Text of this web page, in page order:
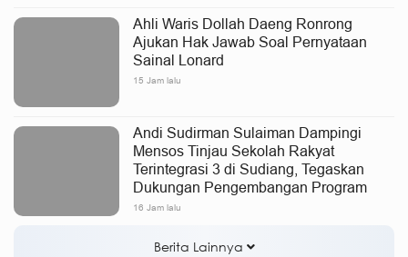
Ahli Waris Dollah Daeng Ronrong
Ajukan Hak Jawab Soal Pernyataan
Sainal Lonard
15 Jam lalu
Andi Sudirman Sulaiman Dampingi
Mensos Tinjau Sekolah Rakyat
Terintegrasi 3 di Sudiang, Tegaskan
Dukungan Pengembangan Program
16 Jam lalu
Berita Lainnya